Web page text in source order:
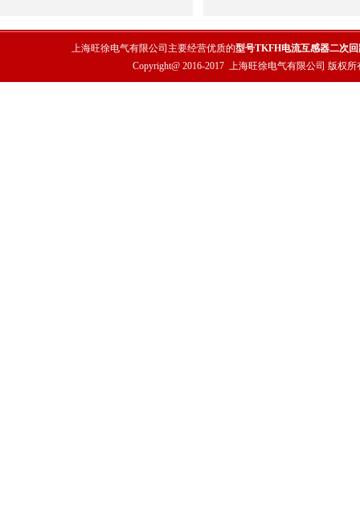
上海旺徐电气有限公司主要经营优质的型号TKFH电流互感器二次
Copyright@ 2016-2017 上海旺徐电气有限公司 版权